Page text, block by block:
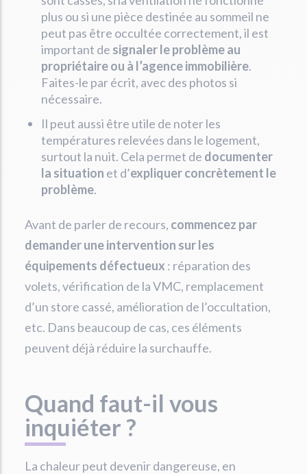
plus ou si une pièce destinée au sommeil ne
peut pas être occultée correctement, il est
important de signaler le problème au
propriétaire ou à l’agence immobilière.
Faites-le par écrit, avec des photos si
nécessaire.
Il peut aussi être utile de noter les
températures relevées dans le logement,
surtout la nuit. Cela permet de documenter
la situation et d’expliquer concrètement le
problème.
Avant de parler de recours, commencez par
demander une intervention sur les
équipements défectueux : réparation des
volets, vérification de la VMC, remplacement
d’un store cassé, amélioration de l’occultation,
etc. Dans beaucoup de cas, ces éléments
peuvent déjà réduire la surchauffe.
Quand faut-il vous
inquiéter ?
La chaleur peut devenir dangereuse, en